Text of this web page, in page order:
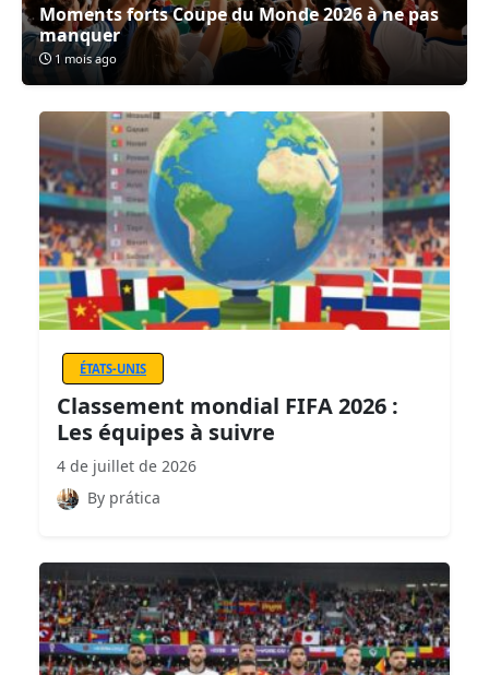
Moments forts Coupe du Monde 2026 à ne pas
manquer
1 mois ago
ÉTATS-UNIS
Classement mondial FIFA 2026 :
Les équipes à suivre
4 de juillet de 2026
By prática